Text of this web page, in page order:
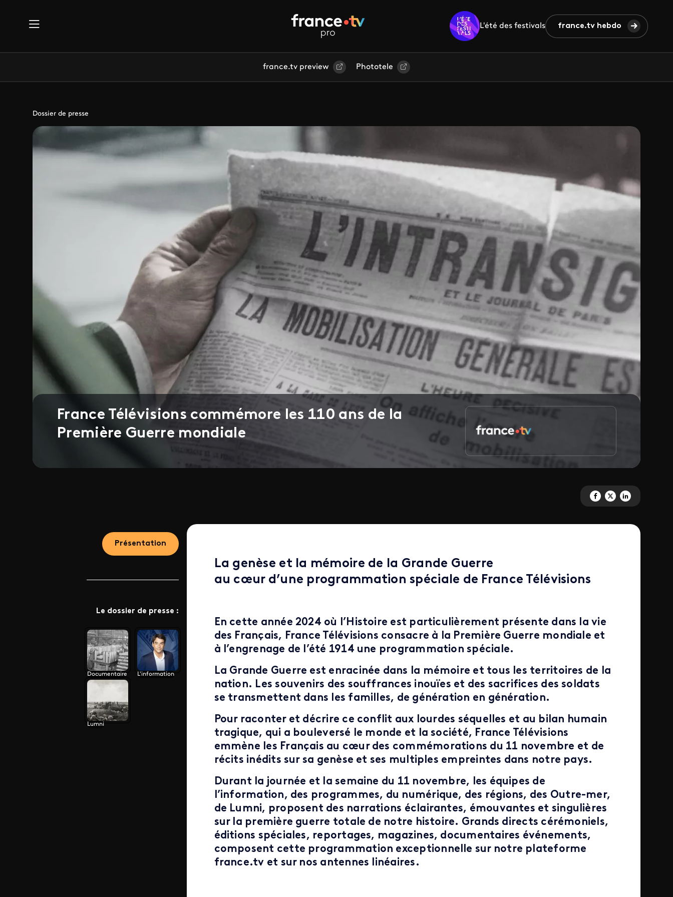
L'été des festivals france.tv hebdo
france.tv preview Phototele
Dossier de presse
France Télévisions commémore les 110 ans de la
Première Guerre mondiale
Partagez 'France Télévisions
Partagez 'France
Partagez 'France
Présentation
Le dossier de presse :
Documentaire L'information
Lumni
La genèse et la mémoire de la Grande Guerre
au cœur d’une programmation spéciale de France Télévisions
En cette année 2024 où l’Histoire est particulièrement présente dans la vie
des Français, France Télévisions consacre à la Première Guerre mondiale et
à l’engrenage de l’été 1914 une programmation spéciale.
La Grande Guerre est enracinée dans la mémoire et tous les territoires de la
nation. Les souvenirs des souffrances inouïes et des sacrifices des soldats
se transmettent dans les familles, de génération en génération.
Pour raconter et décrire ce conflit aux lourdes séquelles et au bilan humain
tragique, qui a bouleversé le monde et la société, France Télévisions
emmène les Français au cœur des commémorations du 11 novembre et de
récits inédits sur sa genèse et ses multiples empreintes dans notre pays.
Durant la journée et la semaine du 11 novembre, les équipes de
l’information, des programmes, du numérique, des régions, des Outre-mer,
de Lumni, proposent des narrations éclairantes, émouvantes et singulières
sur la première guerre totale de notre histoire. Grands directs cérémoniels,
éditions spéciales, reportages, magazines, documentaires événements,
composent cette programmation exceptionnelle sur notre plateforme
france.tv et sur nos antennes linéaires.